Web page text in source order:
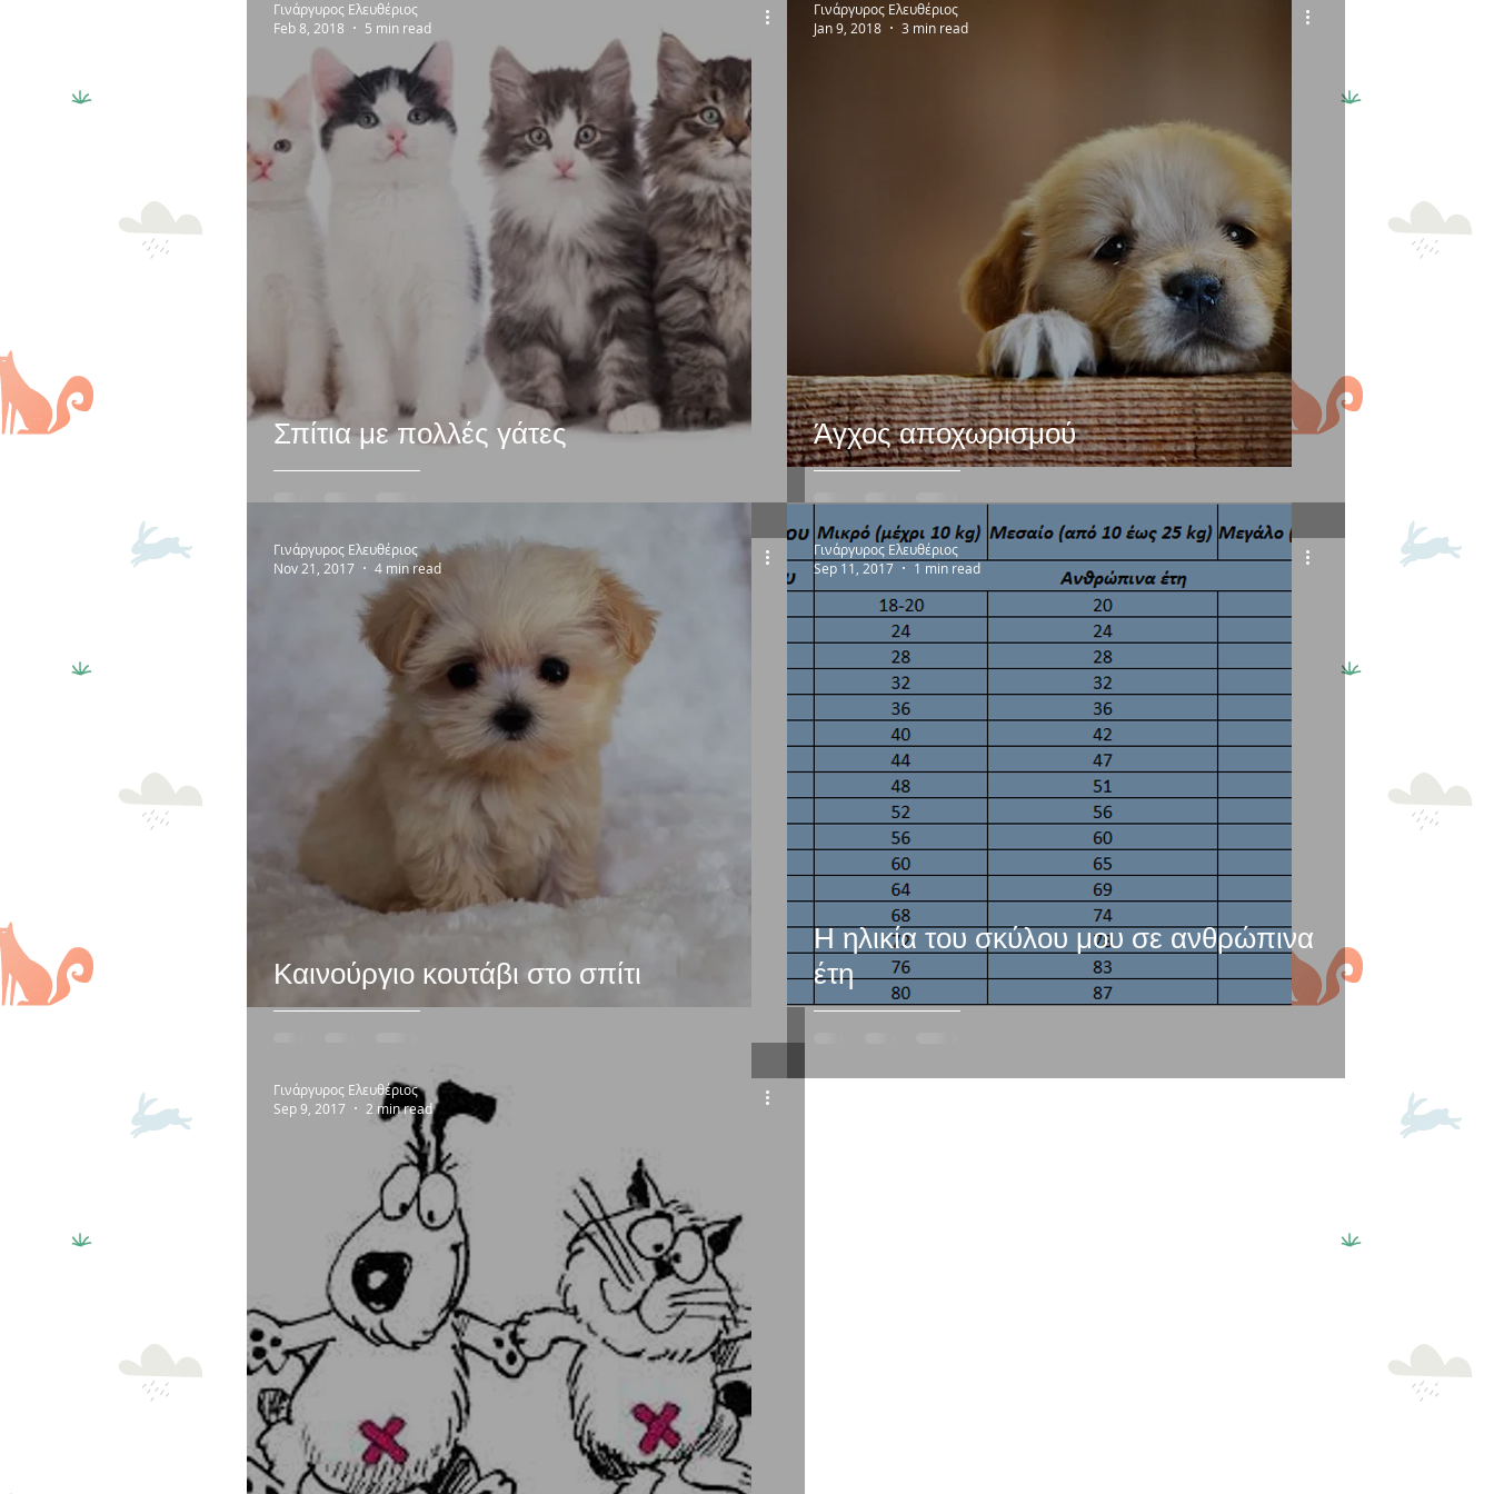
Γινάργυρος Ελευθέριος
Feb 8, 2018
5 min read
Σπίτια με πολλές γάτες
Γινάργυρος Ελευθέριος
Jan 9, 2018
3 min read
Άγχος αποχωρισμού
Γινάργυρος Ελευθέριος
Nov 21, 2017
4 min read
Καινούργιο κουτάβι στο σπίτι
Γινάργυρος Ελευθέριος
Sep 11, 2017
1 min read
Η ηλικία του σκύλου μου σε ανθρώπινα
έτη
Γινάργυρος Ελευθέριος
Sep 9, 2017
2 min read